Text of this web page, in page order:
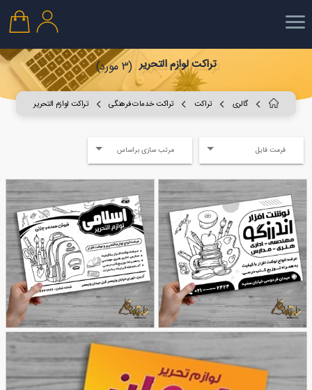
تراکت لوازم التحریر (3 مورد)
گالری تراکت تراکت خدمات فرهنگی تراکت لوازم التحریر
فرمت فایل مرتب سازی براساس
طرح تراکت ریسو لوازم
التحریر
95
تراکت ریسو لوازم التحریر
147